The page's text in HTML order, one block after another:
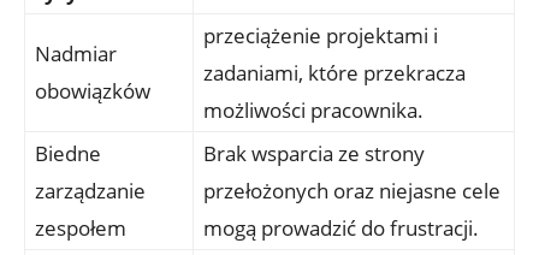
Nadmiar
obowiązków
przeciążenie projektami i
zadaniami, które przekracza
możliwości pracownika.
Biedne
zarządzanie
zespołem
Brak wsparcia ze strony
przełożonych oraz niejasne cele
mogą prowadzić do frustracji.